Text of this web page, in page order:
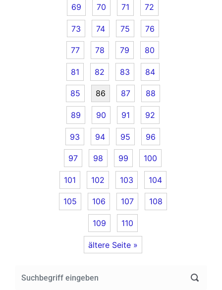
69 70 71 72
73 74 75 76
77 78 79 80
81 82 83 84
85 86 87 88
89 90 91 92
93 94 95 96
97 98 99 100
101 102 103 104
105 106 107 108
109 110
ältere Seite »